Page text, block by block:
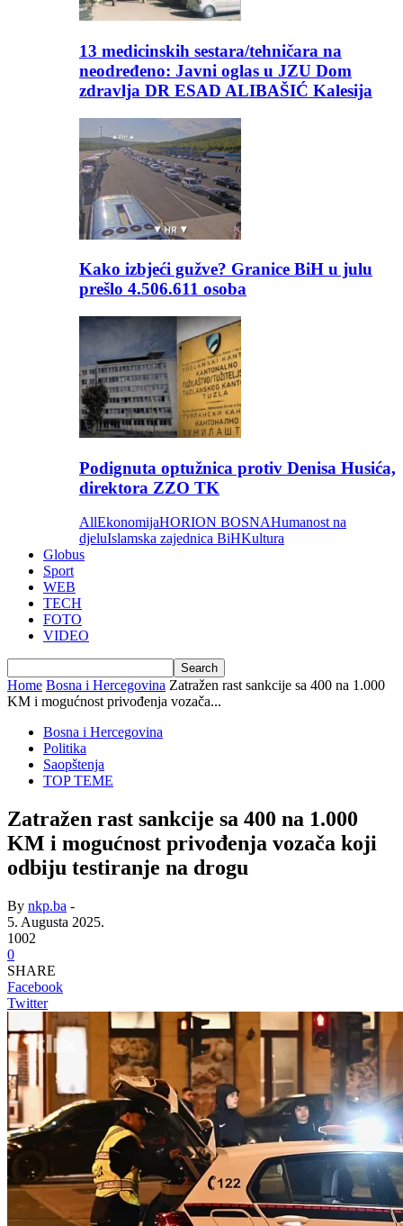
13 medicinskih sestara/tehničara na
neodređeno: Javni oglas u JZU Dom
zdravlja DR ESAD ALIBAŠIĆ Kalesija
Kako izbjeći gužve? Granice BiH u julu
prešlo 4.506.611 osoba
Podignuta optužnica protiv Denisa Husića,
direktora ZZO TK
AllEkonomijaHORION BOSNAHumanost na
djeluIslamska zajednica BiHKultura
Globus
Sport
WEB
TECH
FOTO
VIDEO
Home Bosna i Hercegovina Zatražen rast sankcije sa 400 na 1.000
KM i mogućnost privođenja vozača...
Bosna i Hercegovina
Politika
Saopštenja
TOP TEME
Zatražen rast sankcije sa 400 na 1.000
KM i mogućnost privođenja vozača koji
odbiju testiranje na drogu
By nkp.ba -
5. Augusta 2025.
1002
0
SHARE
Facebook
Twitter